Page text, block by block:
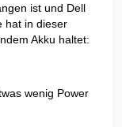
ist und Dell
hat in dieser
Akku haltet:
wenig Power